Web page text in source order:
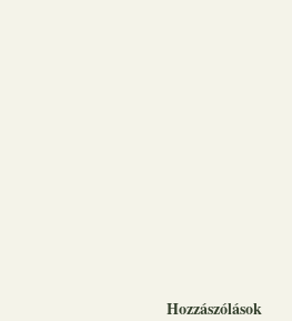
Hozzászólások